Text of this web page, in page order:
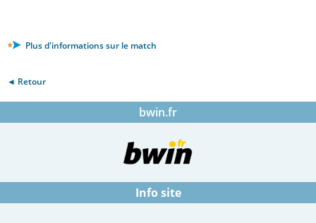
Plus d'informations sur le match
◄ Retour
bwin.fr
Info site